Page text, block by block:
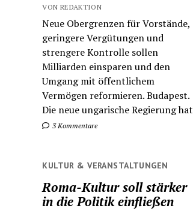
VON REDAKTION
Neue Obergrenzen für Vorstände,
geringere Vergütungen und
strengere Kontrolle sollen
Milliarden einsparen und den
Umgang mit öffentlichem
Vermögen reformieren. Budapest.
Die neue ungarische Regierung hat
3 Kommentare
KULTUR & VERANSTALTUNGEN
Roma-Kultur soll stärker
in die Politik einfließen